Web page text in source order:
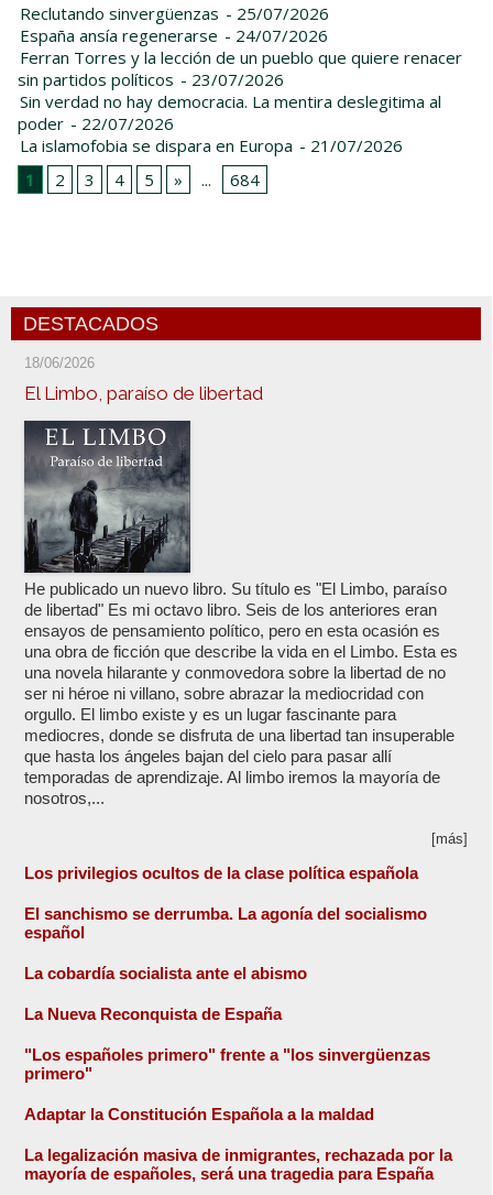
Reclutando sinvergüenzas - 25/07/2026
España ansía regenerarse - 24/07/2026
Ferran Torres y la lección de un pueblo que quiere renacer
sin partidos políticos - 23/07/2026
Sin verdad no hay democracia. La mentira deslegitima al
poder - 22/07/2026
La islamofobia se dispara en Europa - 21/07/2026
1
2 3 4 5 » ... 684
DESTACADOS
18/06/2026
El Limbo, paraíso de libertad
He publicado un nuevo libro. Su título es "El Limbo, paraíso
de libertad" Es mi octavo libro. Seis de los anteriores eran
ensayos de pensamiento político, pero en esta ocasión es
una obra de ficción que describe la vida en el Limbo. Esta es
una novela hilarante y conmovedora sobre la libertad de no
ser ni héroe ni villano, sobre abrazar la mediocridad con
orgullo. El limbo existe y es un lugar fascinante para
mediocres, donde se disfruta de una libertad tan insuperable
que hasta los ángeles bajan del cielo para pasar allí
temporadas de aprendizaje. Al limbo iremos la mayoría de
nosotros,...
[más]
Los privilegios ocultos de la clase política española
El sanchismo se derrumba. La agonía del socialismo
español
La cobardía socialista ante el abismo
La Nueva Reconquista de España
"Los españoles primero" frente a "los sinvergüenzas
primero"
Adaptar la Constitución Española a la maldad
La legalización masiva de inmigrantes, rechazada por la
mayoría de españoles, será una tragedia para España